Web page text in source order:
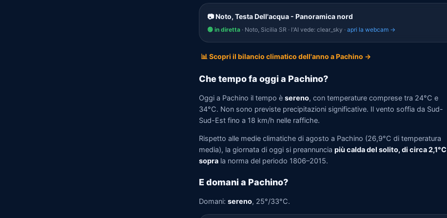
📷 Noto, Testa Dell'acqua - Panoramica nord
🟢 in diretta · Noto, Sicilia SR · l'AI vede: clear_sky · apri la webcam →
📊 Scopri il bilancio climatico dell'anno a Pachino →
Che tempo fa oggi a Pachino?
Oggi a Pachino il tempo è sereno, con temperature comprese tra 24°C e
34°C. Non sono previste precipitazioni significative. Il vento soffia da Sud-
Sud-Est fino a 18 km/h nelle raffiche.
Rispetto alle medie climatiche di agosto a Pachino (26,9°C di temperatura
media), la giornata di oggi si preannuncia più calda del solito, di circa 2,1°C
sopra la norma del periodo 1806–2015.
E domani a Pachino?
Domani: sereno, 25°/33°C.